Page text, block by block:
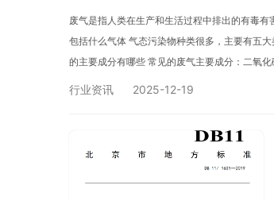
废气是指人类在生产和生活过程中排出的有毒
包括什么气体 气态污染物种类很多，主要有五
的主要成分有哪些 常见的废气主要成分：二氧
行业资讯 2025-12-19